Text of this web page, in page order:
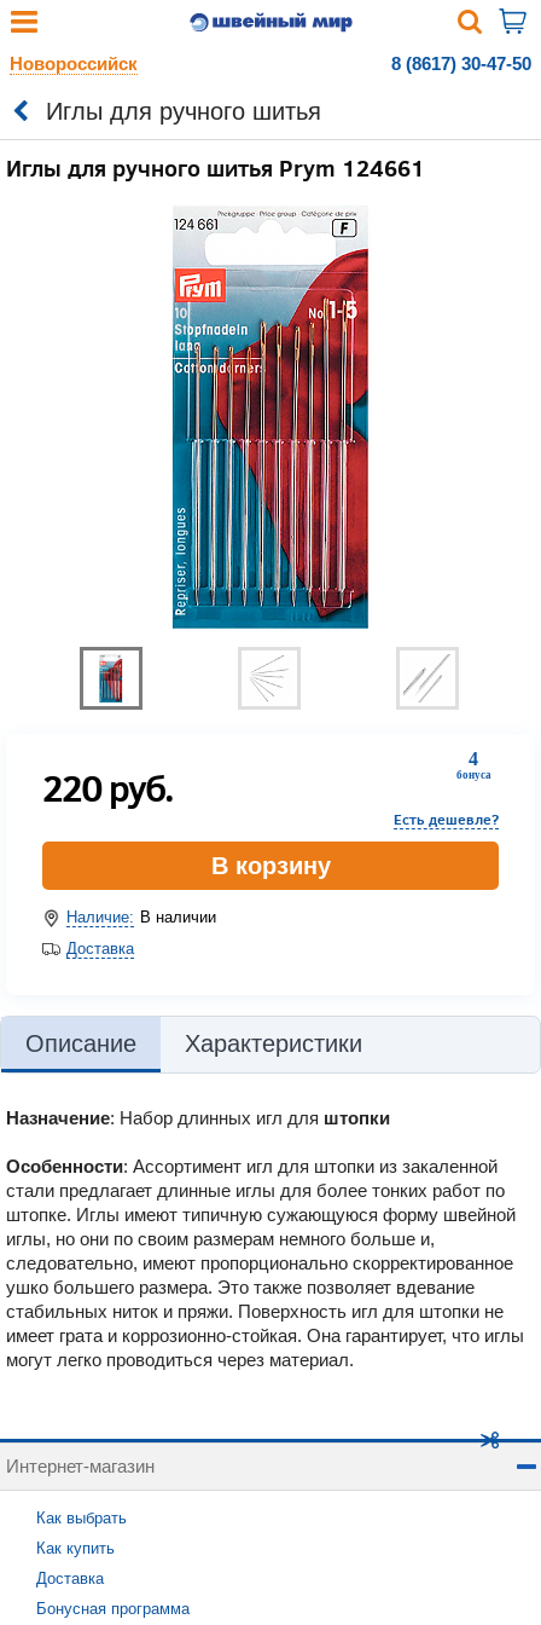
Новороссийск 8 (8617) 30-47-50
Иглы для ручного шитья
Иглы для ручного шитья Prym 124661
4
бонуса
220руб.
Есть дешевле?
В корзину
Наличие: В наличии
Доставка
Описание Характеристики
Назначение: Набор длинных игл для штопки
Особенности: Ассортимент игл для штопки из закаленной
стали предлагает длинные иглы для более тонких работ по
штопке. Иглы имеют типичную сужающуюся форму швейной
иглы, но они по своим размерам немного больше и,
следовательно, имеют пропорционально скорректированное
ушко большего размера. Это также позволяет вдевание
стабильных ниток и пряжи. Поверхность игл для штопки не
имеет грата и коррозионно-стойкая. Она гарантирует, что иглы
могут легко проводиться через материал.
Интернет-магазин
Как выбрать
Как купить
Доставка
Бонусная программа